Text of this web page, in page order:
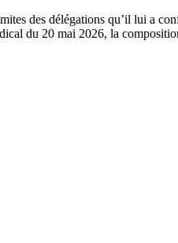
des délégations qu’il lui a
du 20 mai 2026, la